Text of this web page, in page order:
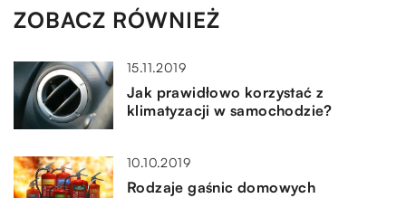
ZOBACZ RÓWNIEŻ
15.11.2019
Jak prawidłowo korzystać z
klimatyzacji w samochodzie?
10.10.2019
Rodzaje gaśnic domowych